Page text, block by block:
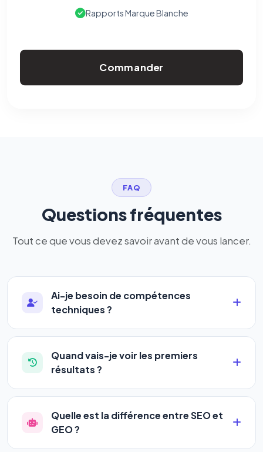
Rapports Marque Blanche
Commander
FAQ
Questions fréquentes
Tout ce que vous devez savoir avant de vous lancer.
Ai-je besoin de compétences
techniques ?
Absolument pas. Notre logiciel a été conçu pour
être accessible àtous les profils: artisans,
commerçants, auto-entrepreneurs, PME ou
complexe — vous renseignez l'adresse de votre
site, décrivez votre activité, et le logiciel gère tout
en automatique 24h/24.
Quand vais-je voir les premiers
résultats ?
La plupart de nos utilisateurs observent une
amélioration de leur positionnement en4 à 6
semaines. Le référencement est un marathon, pas
Quelle est la différence entre SEO et
GEO ?